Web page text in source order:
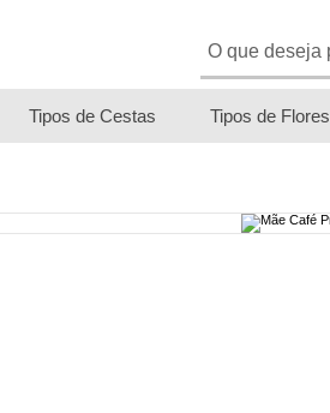
Tipos de Cestas Tipos de Flores